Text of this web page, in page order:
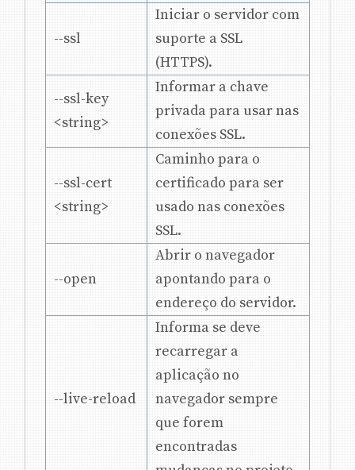
--ssl
Iniciar o servidor com
suporte a SSL
(HTTPS).
--ssl-key
<string>
Informar a chave
privada para usar nas
conexões SSL.
--ssl-cert
<string>
Caminho para o
certificado para ser
usado nas conexões
SSL.
--open
Abrir o navegador
apontando para o
endereço do servidor.
--live-reload
Informa se deve
recarregar a
aplicação no
navegador sempre
que forem
encontradas